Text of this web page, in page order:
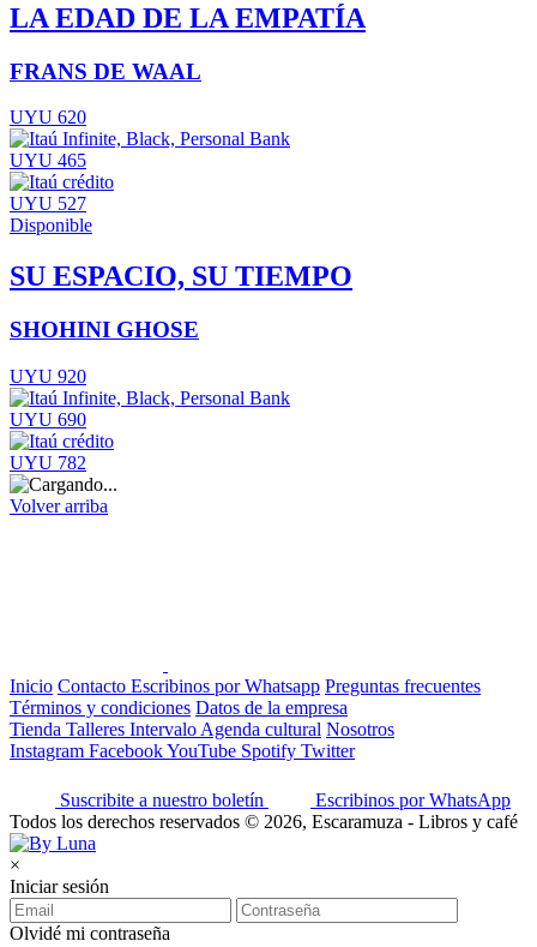
LA EDAD DE LA EMPATÍA
FRANS DE WAAL
UYU 620
UYU 465
UYU 527
Disponible
SU ESPACIO, SU TIEMPO
SHOHINI GHOSE
UYU 920
UYU 690
UYU 782
Volver arriba
Inicio Contacto Escribinos por Whatsapp Preguntas frecuentes
Términos y condiciones Datos de la empresa
Tienda Talleres Intervalo Agenda cultural Nosotros
Instagram FacebookYouTube Spotify Twitter
Suscribite a nuestro boletín
Escribinos por WhatsApp
Todos los derechos reservados © 2026, Escaramuza - Libros y café
×
Iniciar sesión
Olvidé mi contraseña